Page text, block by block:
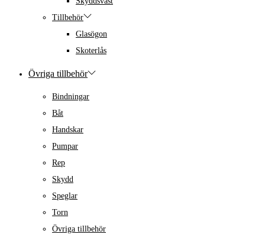
Tillbehör
Glasögon
Skoterlås
Övriga tillbehör
Bindningar
Båt
Handskar
Pumpar
Rep
Skydd
Speglar
Torn
Övriga tillbehör